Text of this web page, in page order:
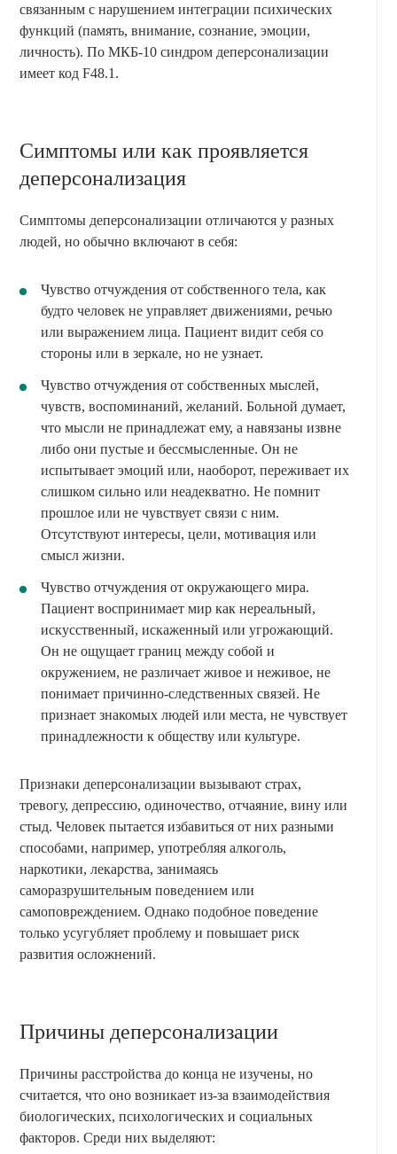
связанным с нарушением интеграции психических
функций (память, внимание, сознание, эмоции,
личность). По МКБ-10 синдром деперсонализации
имеет код F48.1.
Симптомы или как проявляется
деперсонализация
Симптомы деперсонализации отличаются у разных
людей, но обычно включают в себя:
Чувство отчуждения от собственного тела, как
будто человек не управляет движениями, речью
или выражением лица. Пациент видит себя со
стороны или в зеркале, но не узнает.
Чувство отчуждения от собственных мыслей,
чувств, воспоминаний, желаний. Больной думает,
что мысли не принадлежат ему, а навязаны извне
либо они пустые и бессмысленные. Он не
испытывает эмоций или, наоборот, переживает их
слишком сильно или неадекватно. Не помнит
прошлое или не чувствует связи с ним.
Отсутствуют интересы, цели, мотивация или
смысл жизни.
Чувство отчуждения от окружающего мира.
Пациент воспринимает мир как нереальный,
искусственный, искаженный или угрожающий.
Он не ощущает границ между собой и
окружением, не различает живое и неживое, не
понимает причинно-следственных связей. Не
признает знакомых людей или места, не чувствует
принадлежности к обществу или культуре.
Признаки деперсонализации вызывают страх,
тревогу, депрессию, одиночество, отчаяние, вину или
стыд. Человек пытается избавиться от них разными
способами, например, употребляя алкоголь,
наркотики, лекарства, занимаясь
саморазрушительным поведением или
самоповреждением. Однако подобное поведение
только усугубляет проблему и повышает риск
развития осложнений.
Причины деперсонализации
Причины расстройства до конца не изучены, но
считается, что оно возникает из-за взаимодействия
биологических, психологических и социальных
факторов. Среди них выделяют: